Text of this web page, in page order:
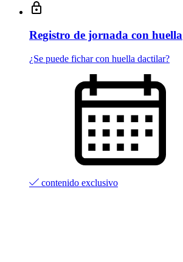
Registro de jornada con huella
¿Se puede fichar con huella dactilar?
contenido exclusivo